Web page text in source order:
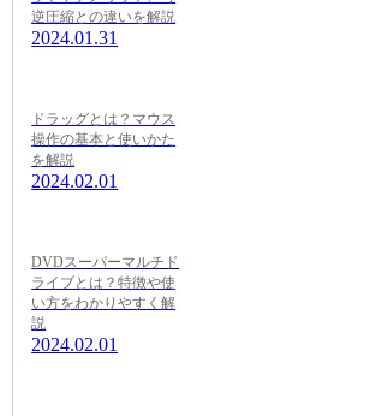
逆圧縮との違いを解説
2024.01.31
ドラッグとは？マウス
操作の基本と使いかた
を解説
2024.02.01
DVDスーパーマルチド
ライブとは？特徴や使
い方をわかりやすく解
説
2024.02.01